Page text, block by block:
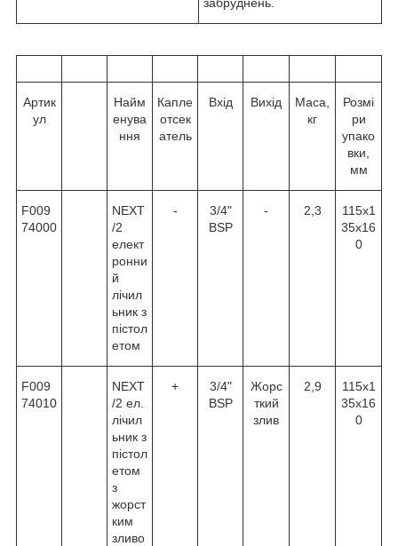
Артик
ул
Найм
енува
ння
Капле
отсек
атель
Вхід Вихід
Маса,
кг
Розмі
ри
упако
вки,
мм
F009
74000
NEXT
/2
елект
ронни
й
лічил
ьник з
пістол
етом
-
3/4"
BSP
- 2,3
115х1
35х16
0
F009
74010
NEXT
/2 ел.
лічил
ьник з
пістол
етом
з
жорст
ким
зливо
+
3/4"
BSP
Жорс
ткий
злив
2,9
115х1
35х16
0